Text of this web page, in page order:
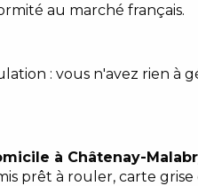
au marché français.
: vous n'avez rien à
à Châtenay-
prêt à rouler, carte grise